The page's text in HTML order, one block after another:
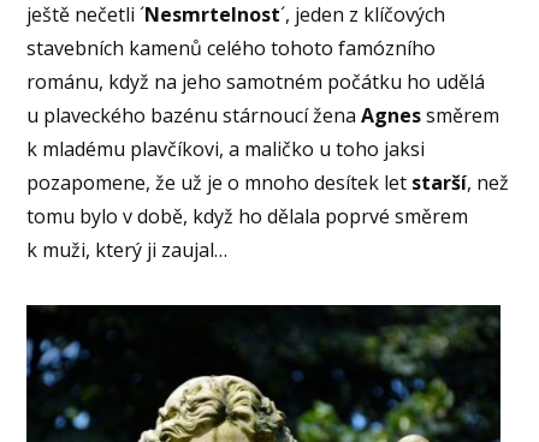
ještě nečetli ´Nesmrtelnost´, jeden z klíčových
stavebních kamenů celého tohoto famózního
románu, když na jeho samotném počátku ho udělá
u plaveckého bazénu stárnoucí ženaAgnessměrem
k mladému plavčíkovi, a maličko u toho jaksi
pozapomene, že už je o mnoho desítek let starší, než
tomu bylo v době, když ho dělala poprvé směrem
k muži, který ji zaujal…